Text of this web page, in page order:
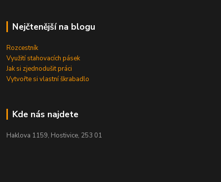
Nejčtenější na blogu
Rozcestník
Využití stahovacích pásek
Jak si zjednodušit práci
Vytvořte si vlastní škrabadlo
Kde nás najdete
Haklova 1159, Hostivice, 253 01